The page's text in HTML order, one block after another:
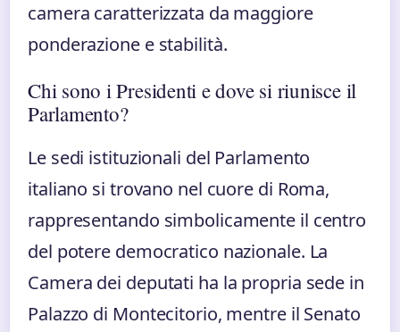
camera caratterizzata da maggiore
ponderazione e stabilità.
Chi sono i Presidenti e dove si riunisce il
Parlamento?
Le sedi istituzionali del Parlamento
italiano si trovano nel cuore di Roma,
rappresentando simbolicamente il centro
del potere democratico nazionale. La
Camera dei deputati ha la propria sede in
Palazzo di Montecitorio, mentre il Senato